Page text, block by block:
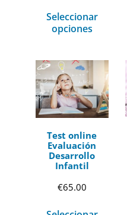
Seleccionar
opciones
Test online
Evaluación
Desarrollo
Infantil
€65.00